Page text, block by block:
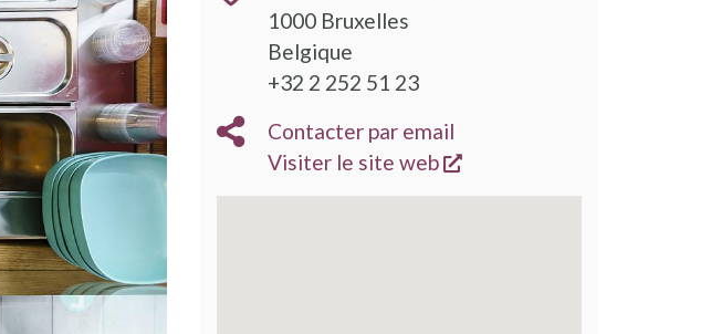
1000 Bruxelles
Belgique
+32 2 252 51 23
Contacter par email
Visiter le site web
s'ouvre dans une